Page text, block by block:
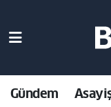
Gündem
Asayiş
Malatya
Malatya